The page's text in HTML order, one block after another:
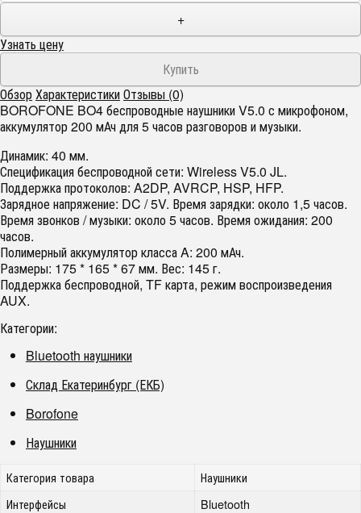
+
Узнать цену
ОбзорХарактеристикиОтзывы (0)
BOROFONE BO4 беспроводные наушники V5.0 с микрофоном,
аккумулятор 200 мАч для 5 часов разговоров и музыки.
Динамик: 40 мм.
Спецификация беспроводной сети: Wireless V5.0 JL.
Поддержка протоколов: A2DP, AVRCP, HSP, HFP.
Зарядное напряжение: DC / 5V. Время зарядки: около 1,5 часов.
Время звонков / музыки: около 5 часов. Время ожидания: 200
часов.
Полимерный аккумулятор класса A: 200 мАч.
Размеры: 175 * 165 * 67 мм. Вес: 145 г.
Поддержка беспроводной, TF карта, режим воспроизведения
AUX.
Категории:
Bluetooth наушники
Склад Екатеринбург (ЕКБ)
Borofone
Наушники
Категория товара
Наушники
Интерфейсы
Bluetooth